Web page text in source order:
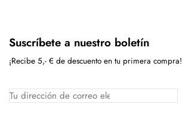
Suscríbete a nuestro boletín
¡Recibe 5,- € de descuento en tu primera compra!